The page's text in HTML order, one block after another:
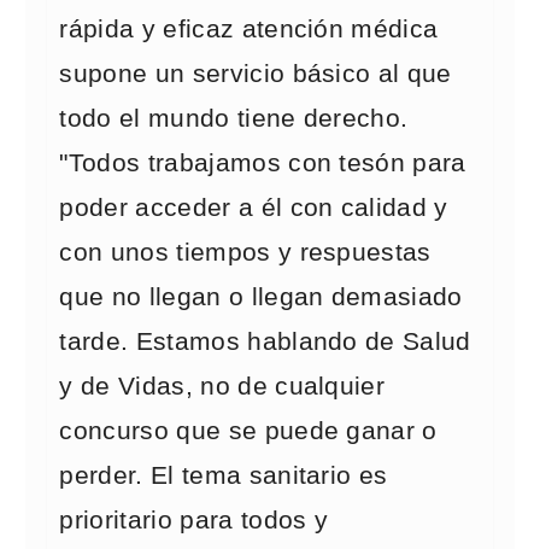
rápida y eficaz atención médica
supone un servicio básico al que
todo el mundo tiene derecho.
"Todos trabajamos con tesón para
poder acceder a él con calidad y
con unos tiempos y respuestas
que no llegan o llegan demasiado
tarde. Estamos hablando de Salud
y de Vidas, no de cualquier
concurso que se puede ganar o
perder. El tema sanitario es
prioritario para todos y